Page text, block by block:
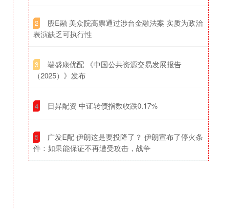
2
​股E融 美众院高票通过涉台金融法案 实质为政治
表演缺乏可执行性
3
​端盛康优配 《中国公共资源交易发展报告
（2025）》发布
4 ​日昇配资 中证转债指数收跌0.17%
5
​广发E配 伊朗这是要投降了？ 伊朗宣布了停火条
件：如果能保证不再遭受攻击，战争